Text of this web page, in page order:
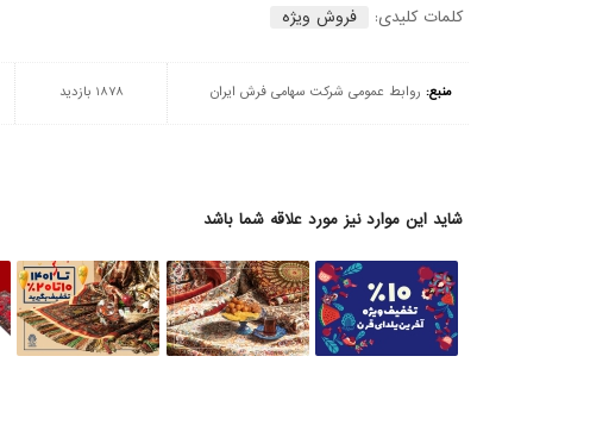
کلمات کلیدی: فروش ویژه
منبع: روابط عمومی شرکت سهامی فرش ایران 1878 بازدید
شاید این موارد نیز مورد علاقه شما باشد